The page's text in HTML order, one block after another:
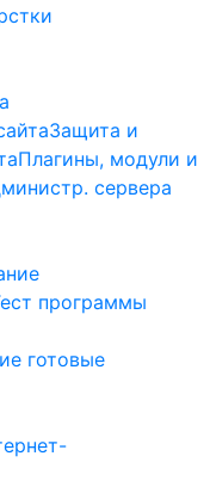
Защита и
Плагины, модули и
сервера
программы
готовые